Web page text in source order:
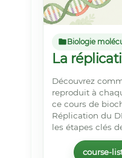
Biologie
La
Découvrez
reproduit à
ce cours de
Réplication du
les étapes clés
course-